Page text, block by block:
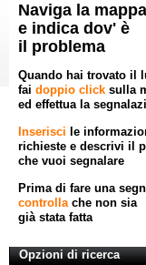
Naviga la mappa
e indica dov' è
il problema
Quando hai trovato il
fai doppio click sulla
ed effettua la
Inserisci le
richieste e descrivi il
che vuoi segnalare
Prima di fare una
controllache non sia
già stata fatta
Opzioni di ricerca
Powered by